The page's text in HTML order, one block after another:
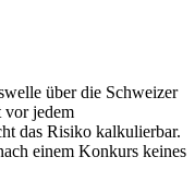
über die Schweizer
vor jedem
das Risiko kalkulierbar.
einem Konkurs keines